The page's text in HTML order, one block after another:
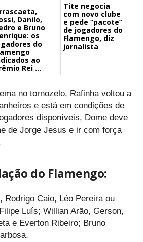
Danilo,
e Bruno
os
do
ao
Rei ...
Tite negocia
com novo clube
e pede “pacote”
de jogadores do
Flamengo, diz
jornalista
no tornozelo, Rafinha voltou a
e está em condições de
disponíveis, Dome deve
de Jorge Jesus e ir com força
do Flamengo:
Rodrigo Caio, Léo Pereira ou
Luís; Willian Arão, Gerson,
e Everton Ribeiro; Bruno